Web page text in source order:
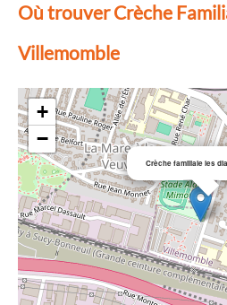
Où trouver Crèche
Villemomble
Crèche familiale les
+
−